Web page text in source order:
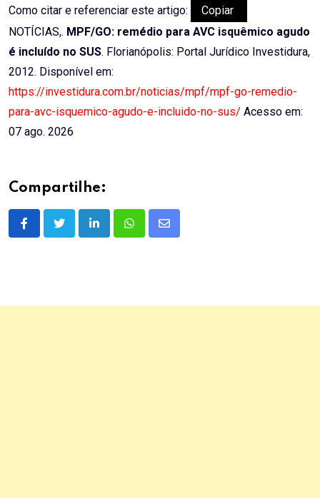
Como citar e referenciar este artigo:
Copiar
NOTÍCIAS,. MPF/GO: remédio para AVC isquêmico agudo
é incluído no SUS. Florianópolis: Portal Jurídico Investidura,
2012. Disponível em:
https://investidura.com.br/noticias/mpf/mpf-go-remedio-
para-avc-isquemico-agudo-e-incluido-no-sus/ Acesso em:
07 ago. 2026
Compartilhe:
LinkedInWhatsappShare